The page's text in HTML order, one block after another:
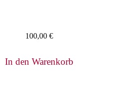
100,00€
In den Warenkorb